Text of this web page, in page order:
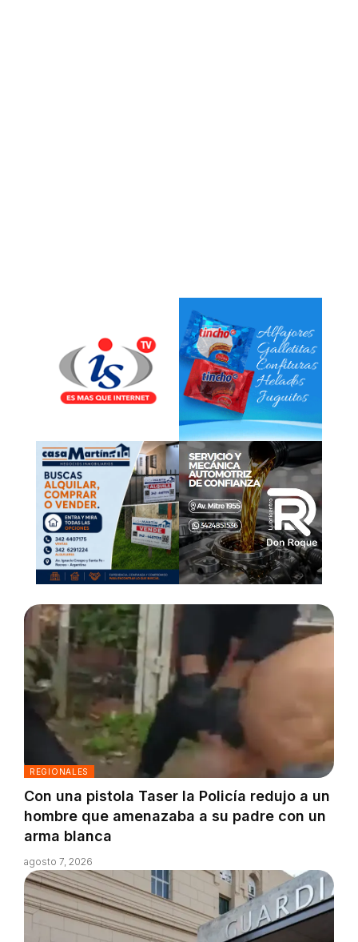
REGIONALES
Con una pistola Taser la Policía redujo a un
hombre que amenazaba a su padre con un
arma blanca
agosto 7, 2026